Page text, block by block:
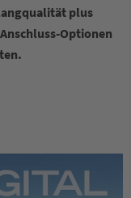
plus
Optionen